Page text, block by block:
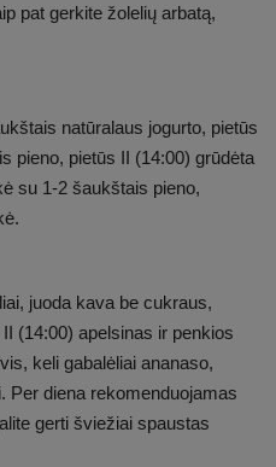
pat gerkite žolelių arbatą,
natūralaus jogurto, pietūs
pieno, pietūs II (14:00) grūdėta
su 1-2 šaukštais pieno,
juoda kava be cukraus,
(14:00) apelsinas ir penkios
keli gabalėliai ananaso,
Per diena rekomenduojamas
gerti šviežiai spaustas